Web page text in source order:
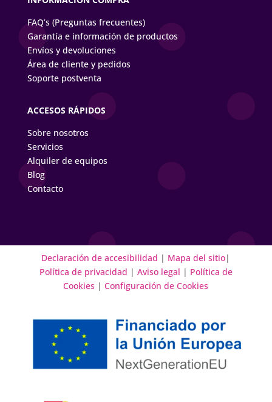
FAQ’s (Preguntas frecuentes)
Garantía e información de productos
Envíos y devoluciones
Área de cliente y pedidos
Soporte postventa
ACCESOS RÁPIDOS
Sobre nosotros
Servicios
Alquiler de equipos
Blog
Contacto
Declaración de accesibilidad | Mapa del sitio|
Política de privacidad | Aviso legal | Política de
Cookies |Configuración de Cookies